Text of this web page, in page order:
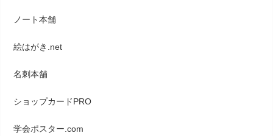
ノート本舗
絵はがき.net
名刺本舗
ショップカードPRO
学会ポスター.com